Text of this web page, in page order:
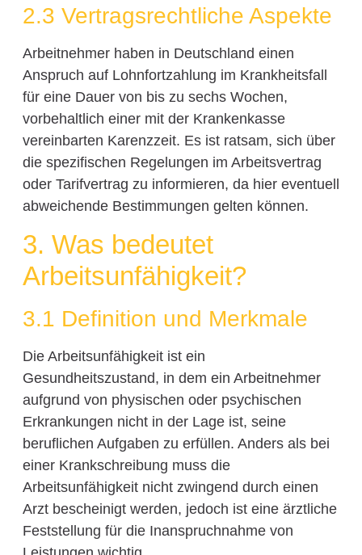
2.3 Vertragsrechtliche Aspekte
Arbeitnehmer haben in Deutschland einen
Anspruch auf Lohnfortzahlung im Krankheitsfall
für eine Dauer von bis zu sechs Wochen,
vorbehaltlich einer mit der Krankenkasse
vereinbarten Karenzzeit. Es ist ratsam, sich über
die spezifischen Regelungen im Arbeitsvertrag
oder Tarifvertrag zu informieren, da hier eventuell
abweichende Bestimmungen gelten können.
3. Was bedeutet
Arbeitsunfähigkeit?
3.1 Definition und Merkmale
Die Arbeitsunfähigkeit ist ein
Gesundheitszustand, in dem ein Arbeitnehmer
aufgrund von physischen oder psychischen
Erkrankungen nicht in der Lage ist, seine
beruflichen Aufgaben zu erfüllen. Anders als bei
einer Krankschreibung muss die
Arbeitsunfähigkeit nicht zwingend durch einen
Arzt bescheinigt werden, jedoch ist eine ärztliche
Feststellung für die Inanspruchnahme von